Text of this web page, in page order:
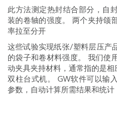
此方法测定热封结合部分，自
装的卷轴的强度。 两个夹持颌
率拉至分开
这些试验实现纸张/塑料层压产
的袋子和卷材料强度。 我们使
动夹具夹持材料，通常指的是
双柱台式机。 GW软件可以输
参数，自动计算所需结果和统